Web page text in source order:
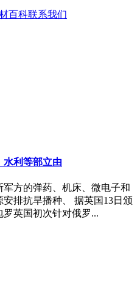
百科联系我们
水利等部立由
方的弹药、机床、微电子和
排抗旱播种、 据英国13日颁
英国初次针对俄罗...